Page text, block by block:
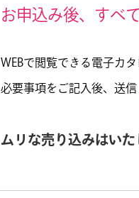
お申込み後、すべ
WEBで閲覧できる電子カ
必要事項をご記入後、送
ムリな売り込みはいた